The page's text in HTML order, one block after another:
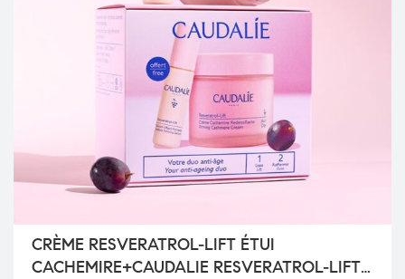
CRÈME RESVERATROL-LIFT ÉTUI
CACHEMIRE+CAUDALIE RESVERATROL-LIFT